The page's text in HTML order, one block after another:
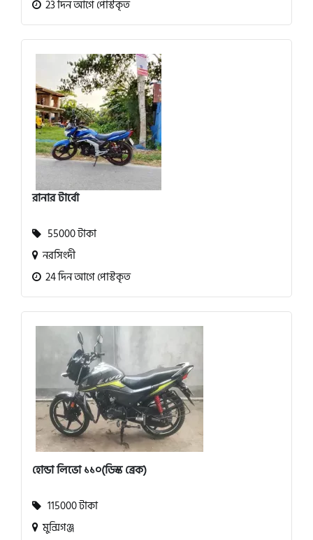
23 দিন আগে পোস্টকৃত
রানার টার্বো
55000 টাকা
নরসিংদী
24 দিন আগে পোস্টকৃত
হোন্ডা লিভো ১১০(ডিস্ক ব্রেক)
115000 টাকা
মুন্সিগঞ্জ